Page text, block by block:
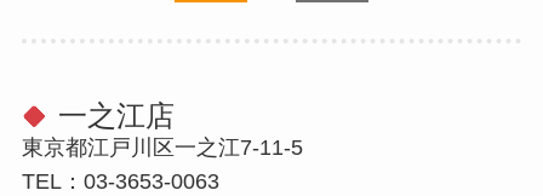
一之江店
東京都江戸川区一之江7-11-5
TEL：03-3653-0063